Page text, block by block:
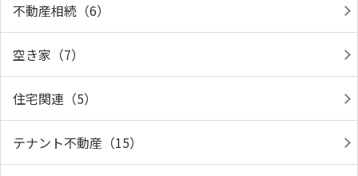
不動産相続（6）
空き家（7）
住宅関連（5）
テナント不動産（15）